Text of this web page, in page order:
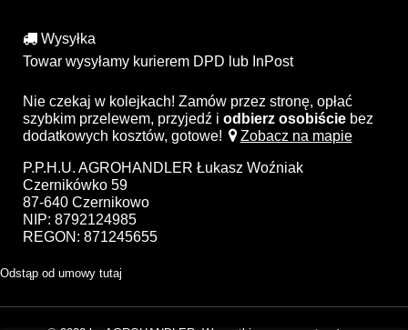
Wysyłka
Towar wysyłamy kurierem DPD lub InPost
Nie czekaj w kolejkach! Zamów przez stronę, opłać
szybkim przelewem, przyjedź i odbierz osobiście bez
dodatkowych kosztów, gotowe!
Zobacz na mapie
P.P.H.U. AGROHANDLER Łukasz Woźniak
Czernikówko 59
87-640 Czernikowo
NIP: 8792124985
REGON: 871245655
Odstąp od umowy tutaj